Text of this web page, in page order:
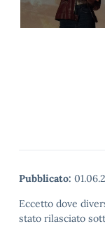
Pubblicato:
Eccetto dove
stato rilasciato